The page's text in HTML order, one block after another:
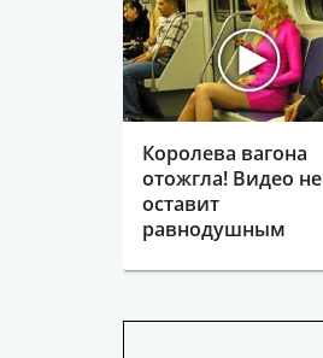
Королева вагона
отожгла! Видео не
оставит
равнодушным